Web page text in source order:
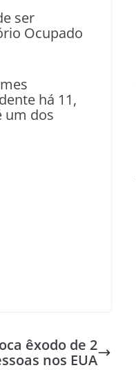
ser
Ocupado
há 11,
um dos
êxodo de 2
nos EUA